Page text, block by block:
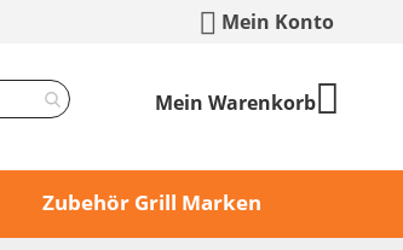
Mein Konto
Mein Warenkorb
Zubehör Grill Marken